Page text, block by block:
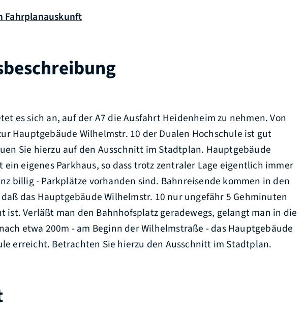
Fahrplanauskunft
es sich an, auf der A7 die Ausfahrt Heidenheim zu nehmen. Von
Hauptgebäude Wilhelmstr. 10 der Dualen Hochschule ist gut
Sie hierzu auf den Ausschnitt im Stadtplan. Hauptgebäude
ein eigenes Parkhaus, so dass trotz zentraler Lage eigentlich immer
billig - Parkplätze vorhanden sind. Bahnreisende kommen in den
das Hauptgebäude Wilhelmstr. 10 nur ungefähr 5 Gehminuten
ist. Verläßt man den Bahnhofsplatz geradewegs, gelangt man in die
etwa 200m - am Beginn der Wilhelmstraße - das Hauptgebäude
erreicht. Betrachten Sie hierzu den Ausschnitt im Stadtplan.